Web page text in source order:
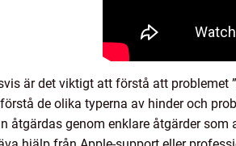
är det viktigt att förstå att problemet
de olika typerna av hinder och
åtgärdas genom enklare åtgärder